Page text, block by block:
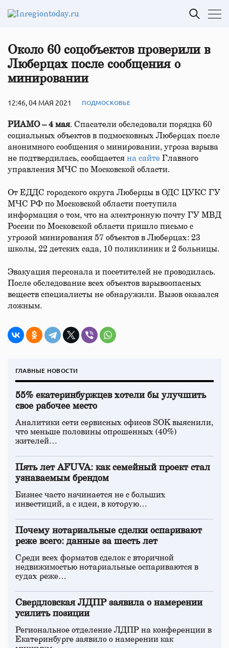
Около 60 соцобъектов проверили в
Люберцах после сообщения о
минировании
12:46, 04 МАЯ 2021 ПОДМОСКОВЬЕ
РИАМО – 4 мая. Спасатели обследовали порядка 60
социальных объектов в подмосковных Люберцах после
анонимного сообщения о минировании, угроза взрыва
не подтвердилась, сообщается на сайте Главного
управления МЧС по Московской области.
От ЕДДС городского округа Люберцы в ОДС ЦУКС ГУ
МЧС РФ по Московской области поступила
информация о том, что на электронную почту ГУ МВД
России по Московской области пришло письмо с
угрозой минирования 57 объектов в Люберцах: 23
школы, 22 детских сада, 10 поликлиник и 2 больницы.
Эвакуация персонала и посетителей не проводилась.
После обследование всех объектов взрывоопасных
веществ специалисты не обнаружили. Вызов оказался
ложным.
ГЛАВНЫЕ НОВОСТИ
55% екатеринбуржцев хотели бы улучшить
свое рабочее место
Аналитики сети сервисных офисов SOK выяснили,
что меньше половины опрошенных (40%)
жителей…
Пять лет AFUVA: как семейный проект стал
узнаваемым брендом
Бизнес часто начинается не с больших
инвестиций, а с идеи, в которую…
Почему нотариальные сделки оспаривают
реже всего: данные за шесть лет
Среди всех форматов сделок с вторичной
недвижимостью нотариальные оспариваются в
судах реже…
Свердловская ЛДПР заявила о намерении
усилить позиции
Региональное отделение ЛДПР на конференции в
Екатеринбурге заявило о намерении как